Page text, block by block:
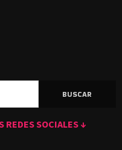
REDES SOCIALES ↓